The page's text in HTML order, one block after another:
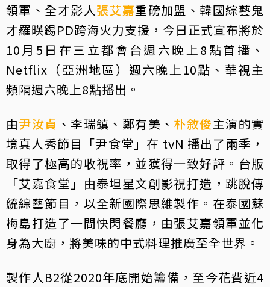
領軍、全才影人張艾嘉重磅加盟、韓國綜藝鬼
才羅暎錫PD跨海火力支援，今日正式宣布將於
10月5日在三立都會台週六晚上8點首播、
Netflix（亞洲地區）週六晚上10點、華視主
頻隔週六晚上8點播出。
由尹汝貞 、李瑞鎮、鄭有美、 朴敘俊主演的實
境真人秀節目「尹食堂」在 tvN 播出了兩季，
取得了極高的收視率，並獲得一致好評。台版
「艾嘉食堂」由泰坦星文創影視打造，跳脫傳
統綜藝節目，以全新國際思維製作。在泰國蘇
梅島打造了一間快閃餐廳，由張艾嘉領軍並化
身為大廚，將美味的中式料理推廣至全世界。
製作人B2從2020年底開始籌備，至今花費近4